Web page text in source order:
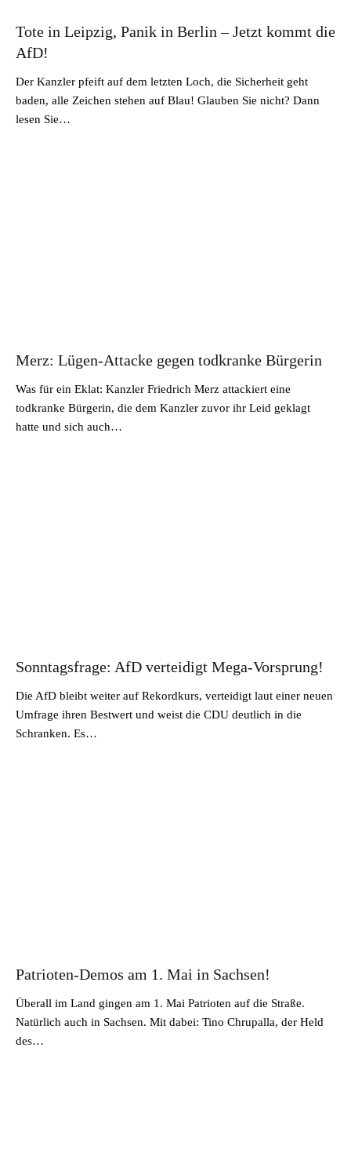
Tote in Leipzig, Panik in Berlin – Jetzt kommt die
AfD!
Der Kanzler pfeift auf dem letzten Loch, die Sicherheit geht
baden, alle Zeichen stehen auf Blau! Glauben Sie nicht? Dann
lesen Sie…
Merz: Lügen-Attacke gegen todkranke Bürgerin
Was für ein Eklat: Kanzler Friedrich Merz attackiert eine
todkranke Bürgerin, die dem Kanzler zuvor ihr Leid geklagt
hatte und sich auch…
Sonntagsfrage: AfD verteidigt Mega-Vorsprung!
Die AfD bleibt weiter auf Rekordkurs, verteidigt laut einer neuen
Umfrage ihren Bestwert und weist die CDU deutlich in die
Schranken. Es…
Patrioten-Demos am 1. Mai in Sachsen!
Überall im Land gingen am 1. Mai Patrioten auf die Straße.
Natürlich auch in Sachsen. Mit dabei: Tino Chrupalla, der Held
des…